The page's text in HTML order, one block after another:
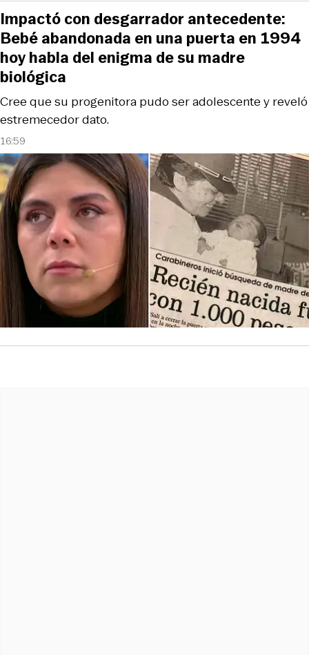
16:59
Cree que su progenitora pudo ser adolescente y reveló
estremecedor dato.
Impactó con desgarrador antecedente:
Bebé abandonada en una puerta en 1994
hoy habla del enigma de su madre
biológica